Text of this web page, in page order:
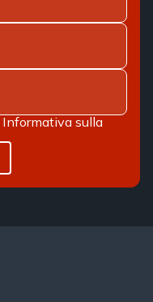
Informativa sulla